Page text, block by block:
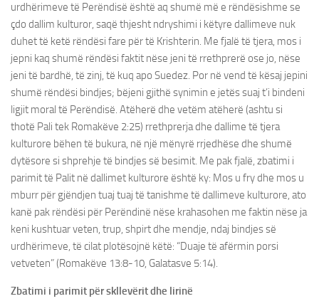
urdhërimeve të Perëndisë është aq shumë më e rëndësishme se
çdo dallim kulturor, saqë thjesht ndryshimi i këtyre dallimeve nuk
duhet të ketë rëndësi fare për të Krishterin. Me fjalë të tjera, mos i
jepni kaq shumë rëndësi faktit nëse jeni të rrethprerë ose jo, nëse
jeni të bardhë, të zinj, të kuq apo Suedez. Por në vend të kësaj jepini
shumë rëndësi bindjes; bëjeni gjithë synimin e jetës suaj t’i bindeni
ligjit moral të Perëndisë. Atëherë dhe vetëm atëherë (ashtu si
thotë Pali tek Romakëve 2:25) rrethprerja dhe dallime të tjera
kulturore bëhen të bukura, në një mënyrë rrjedhëse dhe shumë
dytësore si shprehje të bindjes së besimit. Me pak fjalë, zbatimi i
parimit të Palit në dallimet kulturore është ky: Mos u fry dhe mos u
mburr për gjëndjen tuaj tuaj të tanishme të dallimeve kulturore, ato
kanë pak rëndësi për Perëndinë nëse krahasohen me faktin nëse ja
keni kushtuar veten, trup, shpirt dhe mendje, ndaj bindjes së
urdhërimeve, të cilat plotësojnë këtë: “Duaje të afërmin porsi
vetveten” (Romakëve 13:8-10, Galatasve 5:14).
Zbatimi i parimit për skllevërit dhe lirinë